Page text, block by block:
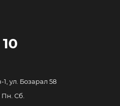
ул. Бозарал 58
Сб.